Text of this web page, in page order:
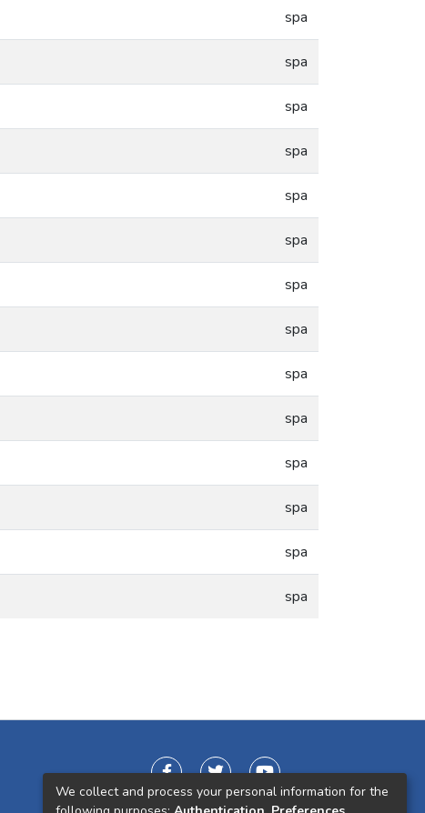
spa
spa
spa
spa
spa
spa
spa
spa
spa
spa
spa
spa
spa
spa
We collect and process your personal information for the